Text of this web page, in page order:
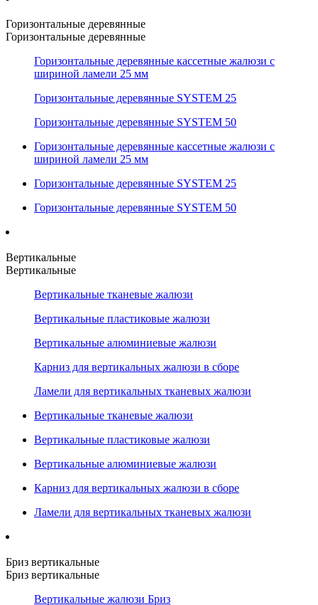
Горизонтальные деревянные
Горизонтальные деревянные
Горизонтальные деревянные кассетные жалюзи с
шириной ламели 25 мм
Горизонтальные деревянные SYSTEM 25
Горизонтальные деревянные SYSTEM 50
Горизонтальные деревянные кассетные жалюзи с
шириной ламели 25 мм
Горизонтальные деревянные SYSTEM 25
Горизонтальные деревянные SYSTEM 50
Вертикальные
Вертикальные
Вертикальные тканевые жалюзи
Вертикальные пластиковые жалюзи
Вертикальные алюминиевые жалюзи
Карниз для вертикальных жалюзи в сборе
Ламели для вертикальных тканевых жалюзи
Вертикальные тканевые жалюзи
Вертикальные пластиковые жалюзи
Вертикальные алюминиевые жалюзи
Карниз для вертикальных жалюзи в сборе
Ламели для вертикальных тканевых жалюзи
Бриз вертикальные
Бриз вертикальные
Вертикальные жалюзи Бриз